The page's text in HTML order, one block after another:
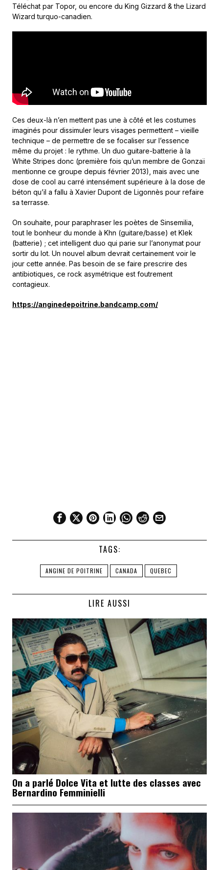
Téléchat par Topor, ou encore du King Gizzard & the Lizard
Wizard turquo-canadien.
Ces deux-là n’en mettent pas une à côté et les costumes
imaginés pour dissimuler leurs visages permettent – vieille
technique – de permettre de se focaliser sur l’essence
même du projet : le rythme. Un duo guitare-batterie à la
White Stripes donc (première fois qu’un membre de Gonzaï
mentionne ce groupe depuis février 2013), mais avec une
dose de cool au carré intensément supérieure à la dose de
béton qu’il a fallu à Xavier Dupont de Ligonnès pour refaire
sa terrasse.
On souhaite, pour paraphraser les poètes de Sinsemilia
tout le bonheur du monde à Khn (guitare/basse) et Klek
(batterie) ; cet intelligent duo qui parie sur l’anonymat pour
sortir du lot. Un nouvel album devrait certainement voir le
jour cette année. Pas besoin de se faire prescrire des
antibiotiques, ce rock asymétrique est foutrement
contagieux.
https://anginedepoitrine.bandcamp.com/
TAGS:
ANGINE DE POITRINE CANADA QUEBEC
LIRE AUSSI
On a parlé Dolce Vita et lutte des classes avec
Bernardino Femminielli